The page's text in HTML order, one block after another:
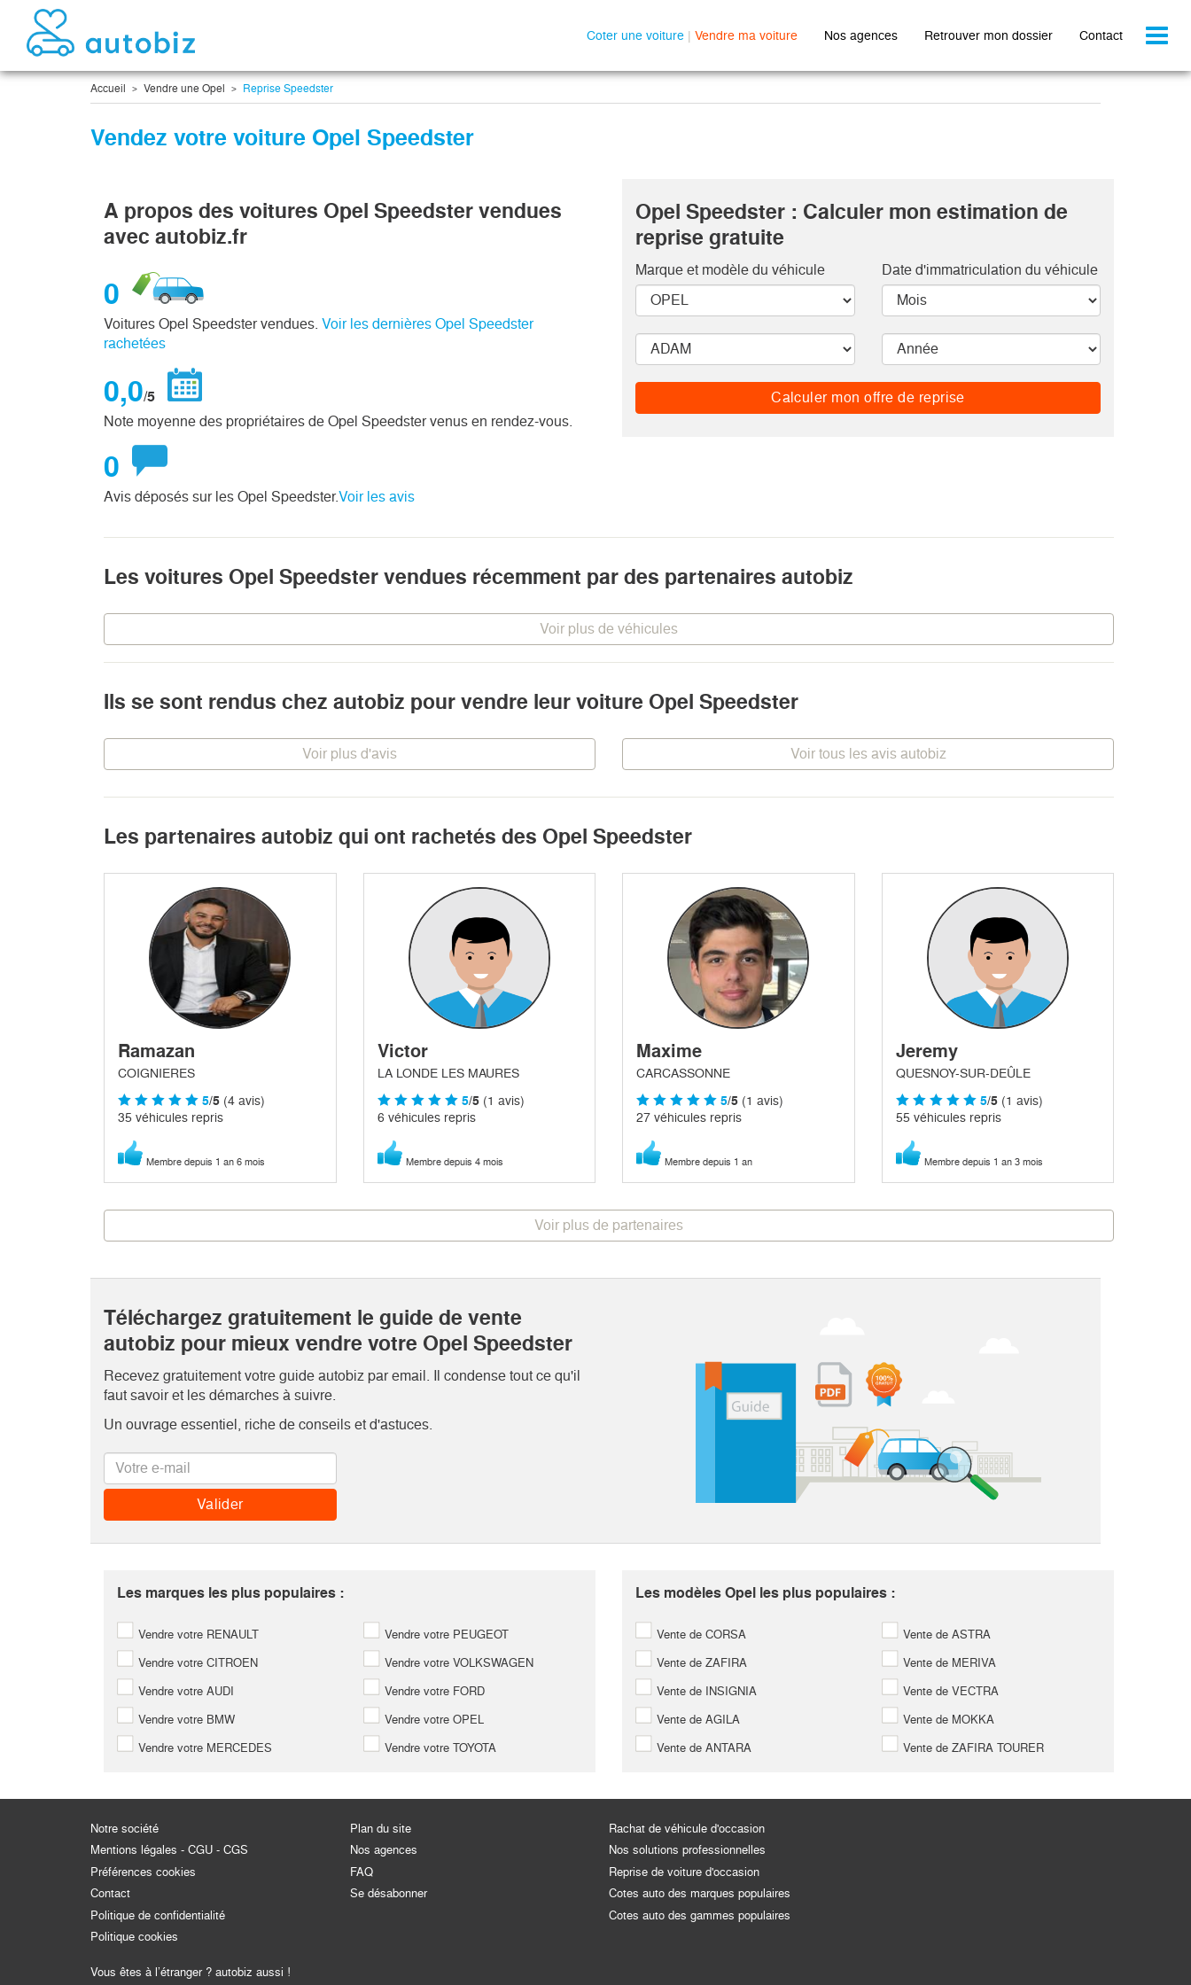
Coter une voiture | Vendre ma voiture Nos agences Retrouver mon dossier Contact
Accueil Vendre une Opel Reprise Speedster
Vendez votre voiture Opel Speedster
A propos des voitures Opel Speedster vendues
avec autobiz.fr
0
Voitures Opel Speedster vendues. Voir les dernières Opel Speedster
rachetées
0,0/5
Note moyenne des propriétaires de Opel Speedster venus en rendez-vous.
0
Avis déposés sur les Opel Speedster.Voir les avis
Opel Speedster : Calculer mon estimation de
reprise gratuite
Marque et modèle du véhicule Date d'immatriculation du véhicule
Calculer mon offre de reprise
Les voitures Opel Speedster vendues récemment par des partenaires autobiz
Voir plus de véhicules
Ils se sont rendus chez autobiz pour vendre leur voiture Opel Speedster
Voir plus d'avis Voir tous les avis autobiz
Les partenaires autobiz qui ont rachetés des Opel Speedster
Ramazan
COIGNIERES
5/5 (4 avis)
35 véhicules repris
Membre depuis 1 an 6 mois
Victor
LA LONDE LES MAURES
5/5(1 avis)
6 véhicules repris
Membre depuis 4 mois
Maxime
CARCASSONNE
5/5 (1 avis)
27 véhicules repris
Membre depuis 1 an
Jeremy
QUESNOY-SUR-DEÛLE
5/5(1 avis)
55 véhicules repris
Membre depuis 1 an 3 mois
Voir plus de partenaires
Téléchargez gratuitement le guide de vente
autobiz pour mieux vendre votre Opel Speedster
Recevez gratuitement votre guide autobiz par email. Il condense tout ce qu'il
faut savoir et les démarches à suivre.
Un ouvrage essentiel, riche de conseils et d'astuces.
Les marques les plus populaires :
Vendre votre RENAULT Vendre votre PEUGEOT
Vendre votre CITROEN Vendre votre VOLKSWAGEN
Vendre votre AUDI Vendre votre FORD
Vendre votre BMW Vendre votre OPEL
Vendre votre MERCEDES Vendre votre TOYOTA
Les modèles Opel les plus populaires :
Vente de CORSA Vente de ASTRA
Vente de ZAFIRA Vente de MERIVA
Vente de INSIGNIA Vente de VECTRA
Vente de AGILA Vente de MOKKA
Vente de ANTARA Vente de ZAFIRA TOURER
Notre société
Mentions légales - CGU - CGS
Préférences cookies
Contact
Politique de confidentialité
Politique cookies
Plan du site
Nos agences
FAQ
Se désabonner
Rachat de véhicule d'occasion
Nos solutions professionnelles
Reprise de voiture d'occasion
Cotes auto des marques populaires
Cotes auto des gammes populaires
Vous êtes à l’étranger ? autobiz aussi !